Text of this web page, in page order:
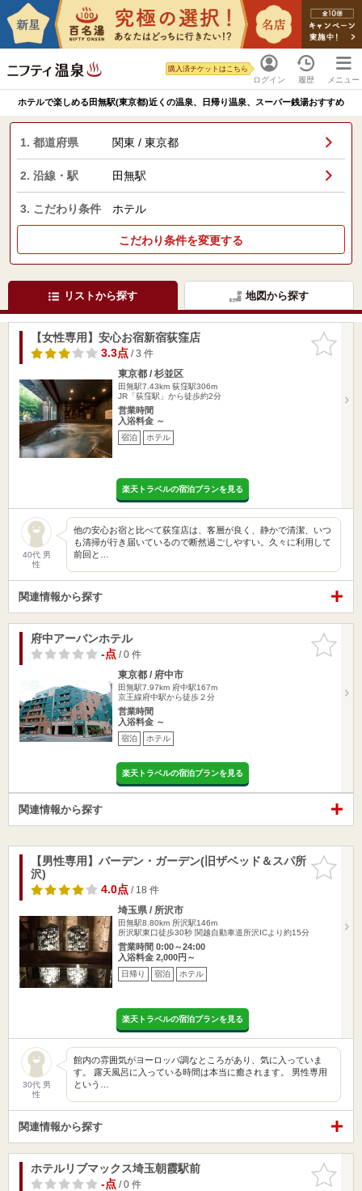
ログイン
購入済チケットはこちら
履歴 メニュー
ホテルで楽しめる田無駅(東京都)近くの温泉、日帰り温泉、スーパー銭湯おすすめ
1. 都道府県 関東 / 東京都
2. 沿線・駅 田無駅
3. こだわり条件 ホテル
こだわり条件を変更する
リストから探す 地図から探す
お気に入
りに追加
【女性専用】安心お宿新宿荻窪店
3.3点/ 3 件
東京都 / 杉並区
田無駅7.43km 荻窪駅306m
JR「荻窪駅」から徒歩約2分
営業時間
入浴料金 ～
宿泊 ホテル
楽天トラベルの宿泊プランを見る
40代 男
性
他の安心お宿と比べて荻窪店は、客層が良く、静かで清潔、いつ
も清掃が行き届いているので断然過ごしやすい。久々に利用して
前回と…
関連情報から探す
お気に入
りに追加
府中アーバンホテル
-点/ 0 件
東京都 / 府中市
田無駅7.97km 府中駅167m
京王線府中駅から徒歩２分
営業時間
入浴料金 ～
宿泊 ホテル
楽天トラベルの宿泊プランを見る
関連情報から探す
お気に入
りに追加
【男性専用】バーデン・ガーデン(旧ザベッド＆スパ所
沢)
4.0点/ 18 件
埼玉県 / 所沢市
田無駅8.80km 所沢駅146m
所沢駅東口徒歩30秒 関越自動車道所沢ICより約15分
営業時間 0:00～24:00
入浴料金 2,000円～
日帰り 宿泊 ホテル
楽天トラベルの宿泊プランを見る
30代 男
性
館内の雰囲気がヨーロッパ調なところがあり、気に入っていま
す。 露天風呂に入っている時間は本当に癒されます。 男性専用
という…
関連情報から探す
お気に入
りに追加
ホテルリブマックス埼玉朝霞駅前
-点/ 0 件